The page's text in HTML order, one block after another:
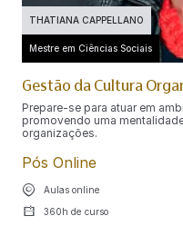
THATIANA CAPPELLANO
Mestre em Ciências Sociais
Gestão da Cultura
Prepare-se para atuar em
promovendo uma
organizações.
Pós Online
Aulas online
360h de curso